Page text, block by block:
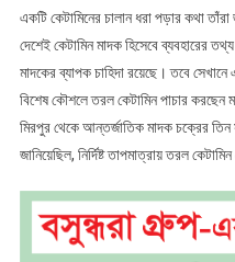
একটি কেটামিনের চালান ধরা পড়ার কথা
দেশেই কেটামিন মাদক হিসেবে ব্যবহারের
মাদকের ব্যাপক চাহিদা রয়েছে। তবে
বিশেষ কৌশলে তরল কেটামিন পাচার করছেন
মিরপুর থেকে আন্তর্জাতিক মাদক চক্রের
জানিয়েছিল, নির্দিষ্ট তাপমাত্রায় তরল